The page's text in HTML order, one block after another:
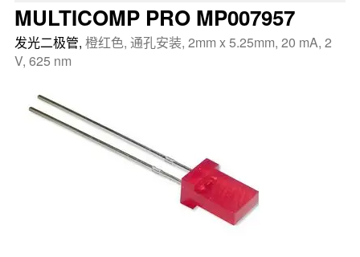
MULTICOMP PRO MP007957
发光二极管, 橙红色, 通孔安装, 2mm x 5.25mm, 20 mA, 2
V, 625 nm